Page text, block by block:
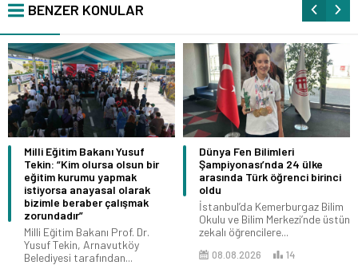
BENZER KONULAR
Milli Eğitim Bakanı Yusuf
Tekin: “Kim olursa olsun bir
eğitim kurumu yapmak
istiyorsa anayasal olarak
bizimle beraber çalışmak
zorundadır”
Milli Eğitim Bakanı Prof. Dr.
Yusuf Tekin, Arnavutköy
Belediyesi tarafından...
Dünya Fen Bilimleri
Şampiyonası’nda 24 ülke
arasında Türk öğrenci birinci
oldu
İstanbul’da Kemerburgaz Bilim
Okulu ve Bilim Merkezi’nde üstün
zekalı öğrencilere...
08.08.2026 14